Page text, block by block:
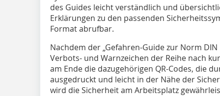
des Guides leicht verständlich und
Erklärungen zu den passenden
Format abrufbar.
Nachdem der „Gefahren-Guide zur Norm DIN
Verbots- und Warnzeichen der Reihe nach
am Ende die dazugehörigen QR-Codes, die
ausgedruckt und leicht in der Nähe der
wird die Sicherheit am Arbeitsplatz